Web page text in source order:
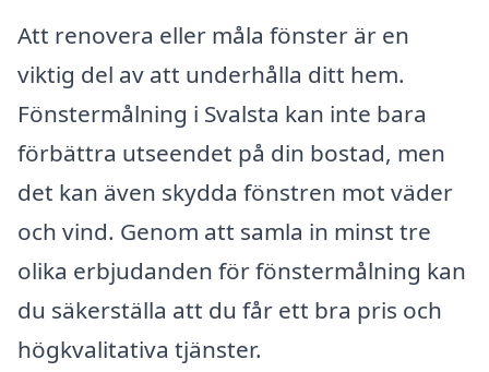
Att renovera eller måla fönster är en
viktig del av att underhålla ditt hem.
Fönstermålning i Svalsta kan inte bara
förbättra utseendet på din bostad, men
det kan även skydda fönstren mot väder
och vind. Genom att samla in minst tre
olika erbjudanden för fönstermålning kan
du säkerställa att du får ett bra pris och
högkvalitativa tjänster.